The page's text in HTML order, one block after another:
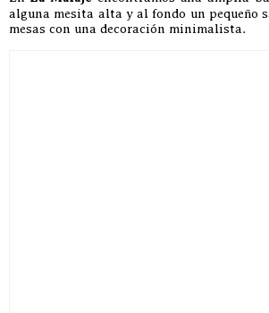
alguna mesita alta y al fondo un pequeño
mesas con una decoración minimalista.